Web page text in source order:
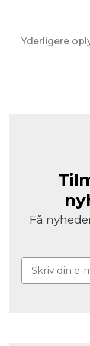
Yderligere
Få